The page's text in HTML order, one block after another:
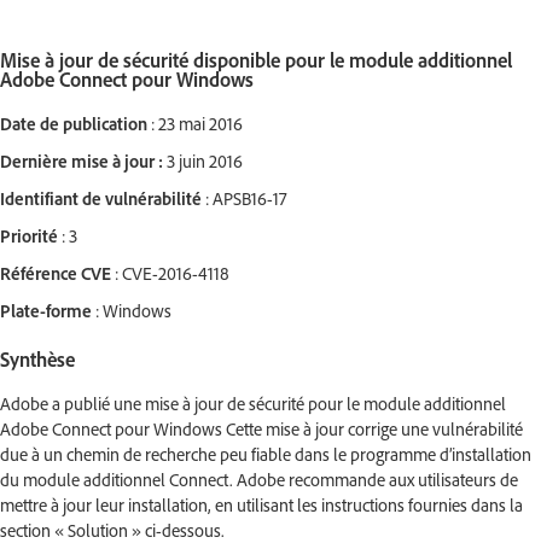
Mise à jour de sécurité disponible pour le module additionnel
Adobe Connect pour Windows
Date de publication : 23 mai 2016
Dernière mise à jour : 3 juin 2016
Identifiant de vulnérabilité : APSB16-17
Priorité : 3
Référence CVE : CVE-2016-4118
Plate-forme : Windows
Synthèse
Adobe a publié une mise à jour de sécurité pour le module additionnel
Adobe Connect pour Windows Cette mise à jour corrige une vulnérabilité
due à un chemin de recherche peu fiable dans le programme d’installation
du module additionnel Connect. Adobe recommande aux utilisateurs de
mettre à jour leur installation, en utilisant les instructions fournies dans la
section « Solution » ci-dessous.